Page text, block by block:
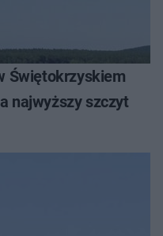
Świętokrzyskiem
najwyższy szczyt